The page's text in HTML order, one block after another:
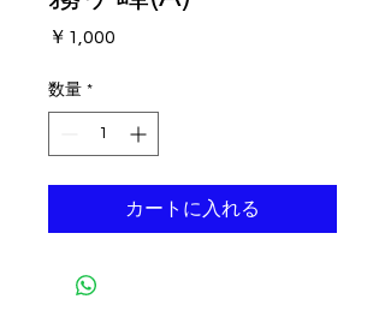
￥1,000
数量 *
カートに入れる